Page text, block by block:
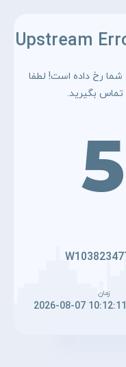
Upstream
رخ داده است! لطفا
بگیرید.
زمان
2026-08-07